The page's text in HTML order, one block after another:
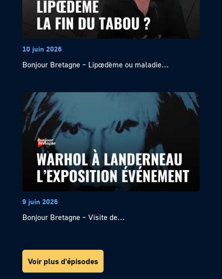
10 juin 2026
Bonjour Bretagne – Lipœdème ou maladie...
9 juin 2026
Bonjour Bretagne – Visite de...
Voir plus d'épisodes